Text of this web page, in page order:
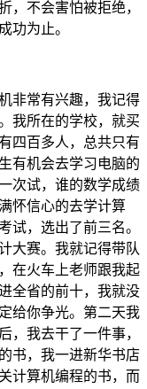
，不会害怕被拒绝，
功为止。
常有兴趣，我记得
我所在的学校，就买
四百多人，总共只有
有机会去学习电脑的
次试，谁的数学成绩
怀信心的去学计算
试，选出了前三名。
大赛。我就记得带队
在火车上老师跟我起
全省的前十，我就没
给你争光。第二天我
，我去干了一件事，
书，我一进新华书店
计算机编程的书，而